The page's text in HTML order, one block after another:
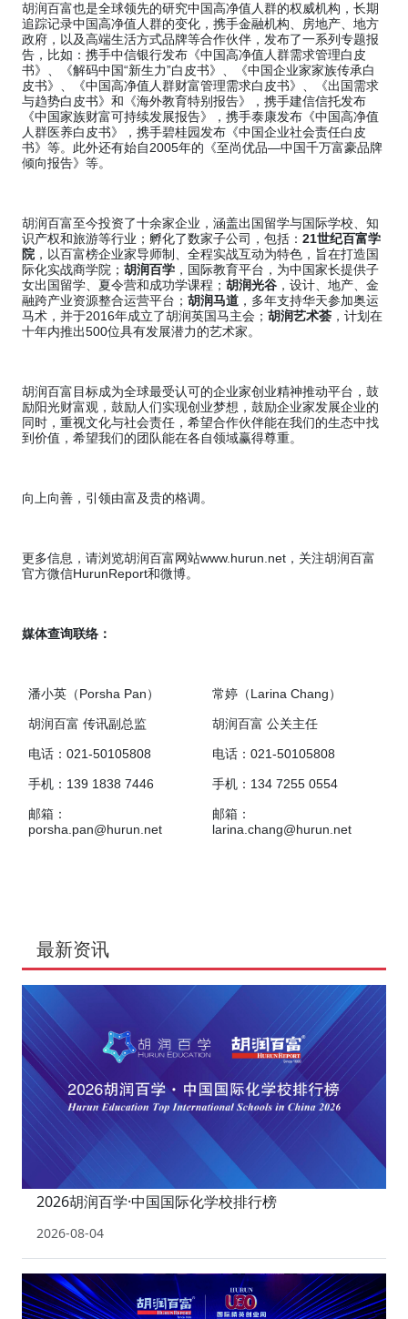
胡润百富也是全球领先的研究中国高净值人群的权威机构，长期
追踪记录中国高净值人群的变化，携手金融机构、房地产、地方
政府，以及高端生活方式品牌等合作伙伴，发布了一系列专题报
告，比如：携手中信银行发布《中国高净值人群需求管理白皮
书》、《解码中国“新生力”白皮书》、《中国企业家家族传承白
皮书》、《中国高净值人群财富管理需求白皮书》、《出国需求
与趋势白皮书》和《海外教育特别报告》，携手建信信托发布
《中国家族财富可持续发展报告》，携手泰康发布《中国高净值
人群医养白皮书》，携手碧桂园发布《中国企业社会责任白皮
书》等。此外还有始自2005年的《至尚优品—中国千万富豪品牌
倾向报告》等。
胡润百富至今投资了十余家企业，涵盖出国留学与国际学校、知
识产权和旅游等行业；孵化了数家子公司，包括： 21世纪百富学
院 ，以百富榜企业家导师制、全程实战互动为特色，旨在打造国
际化实战商学院； 胡润百学 ，国际教育平台，为中国家长提供子
女出国留学、夏令营和成功学课程； 胡润光谷 ，设计、地产、金
融跨产业资源整合运营平台； 胡润马道 ，多年支持华天参加奥运
马术，并于2016年成立了胡润英国马主会； 胡润艺术荟 ，计划在
十年内推出500位具有发展潜力的艺术家。
胡润百富目标成为全球最受认可的企业家创业精神推动平台，鼓
励阳光财富观，鼓励人们实现创业梦想，鼓励企业家发展企业的
同时，重视文化与社会责任，希望合作伙伴能在我们的生态中找
到价值，希望我们的团队能在各自领域赢得尊重。
向上向善，引领由富及贵的格调。
更多信息，请浏览胡润百富网站www.hurun.net ，关注胡润百富
官方微信HurunReport和微博。
媒体查询联络：
潘小英（Porsha Pan）
胡润百富 传讯副总监
电话：021-50105808
手机： 139 1838 7446
邮箱：
porsha.pan@hurun.net
常婷（Larina Chang）
胡润百富 公关主任
电话：021-50105808
手机： 134 7255 0554
邮箱：
larina.chang@hurun.net
最新资讯
2026胡润百学·中国国际化学校排行榜
2026-08-04